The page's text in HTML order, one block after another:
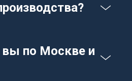
вы по Москве и